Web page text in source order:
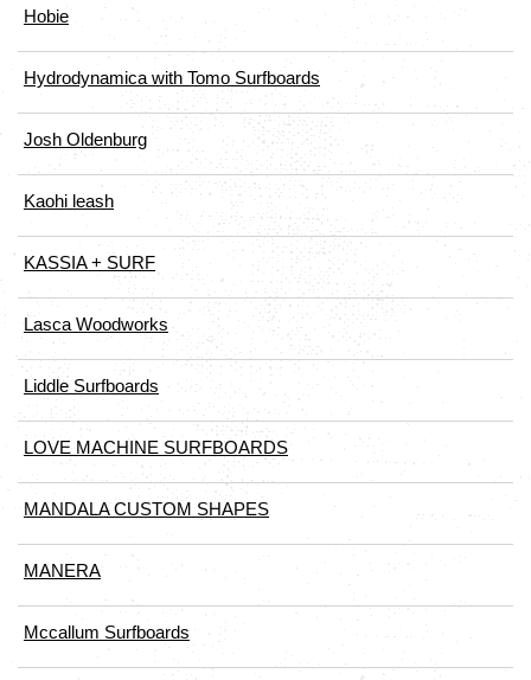
Hobie
Hydrodynamica with Tomo Surfboards
Josh Oldenburg
Kaohi leash
KASSIA + SURF
Lasca Woodworks
Liddle Surfboards
LOVE MACHINE SURFBOARDS
MANDALA CUSTOM SHAPES
MANERA
Mccallum Surfboards